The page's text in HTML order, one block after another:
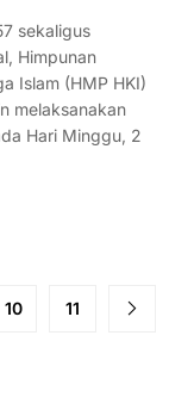
sekaligus
Himpunan
Islam (HMP HKI)
melaksanakan
Hari Minggu, 2
10 11